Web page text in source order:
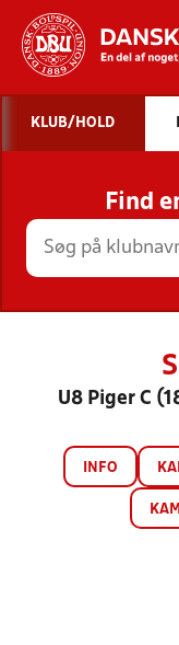
KLUB/HOLD
Find
U8 Piger C
INFO